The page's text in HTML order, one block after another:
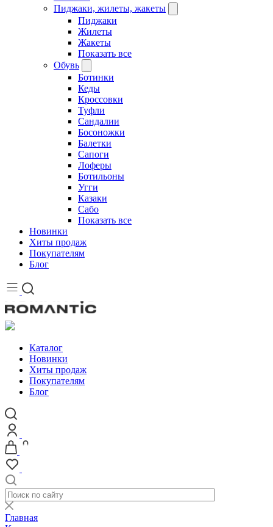
Пиджаки, жилеты, жакеты
Пиджаки
Жилеты
Жакеты
Показать все
Обувь
Ботинки
Кеды
Кроссовки
Туфли
Сандалии
Босоножки
Балетки
Сапоги
Лоферы
Ботильоны
Угги
Казаки
Сабо
Показать все
Новинки
Хиты продаж
Покупателям
Блог
Каталог
Новинки
Хиты продаж
Покупателям
Блог
Главная